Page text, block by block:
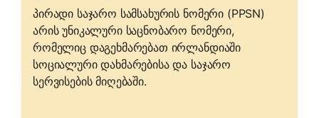
პირადი საჯარო სამსახურის ნომერი (PPSN)
არის უნიკალური საცნობარო ნომერი,
რომელიც დაგეხმარებათ ირლანდიაში
სოციალური დახმარებისა და საჯარო
სერვისების მიღებაში.